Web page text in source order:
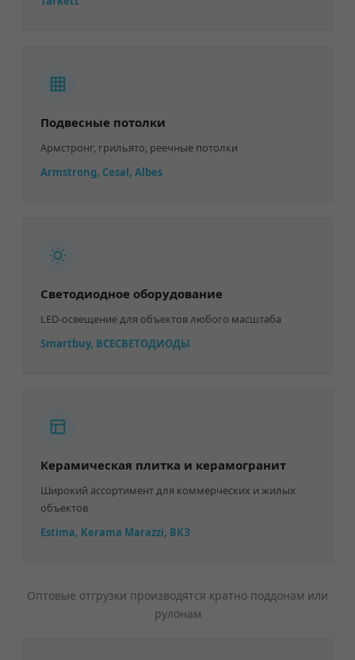
Подвесные потолки
Армстронг, грильято, реечные потолки
Armstrong, Cesal, Albes
Светодиодное оборудование
LED-освещение для объектов любого масштаба
Smartbuy, ВСЕСВЕТОДИОДЫ
Керамическая плитка и керамогранит
Широкий ассортимент для коммерческих и жилых
объектов
Estima, Kerama Marazzi, ВКЗ
Оптовые отгрузки производятся кратно поддонам или
рулонам